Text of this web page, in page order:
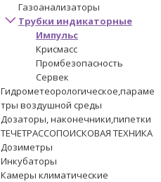
Газоанализаторы
Трубки индикаторные
Импульс
Крисмасс
Промбезопасность
Сервек
Гидрометеорологическое,параме
тры воздушной среды
Дозаторы, наконечники,пипетки
ТЕЧЕТРАССОПОИСКОВАЯ ТЕХНИКА
Дозиметры
Инкубаторы
Камеры климатические